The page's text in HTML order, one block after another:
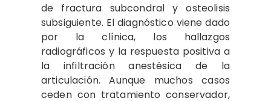
de fractura subcondral y osteolisis
subsiguiente. El diagnóstico viene dado
por la clínica, los hallazgos
radiográficos y la respuesta positiva a
la infiltración anestésica de la
articulación. Aunque muchos casos
ceden con tratamiento conservador,